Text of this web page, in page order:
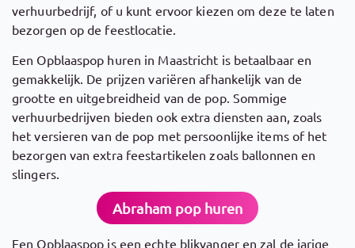
verhuurbedrijf, of u kunt ervoor kiezen om deze te laten
bezorgen op de feestlocatie.
Een Opblaaspop huren in Maastricht is betaalbaar en
gemakkelijk. De prijzen variëren afhankelijk van de
grootte en uitgebreidheid van de pop. Sommige
verhuurbedrijven bieden ook extra diensten aan, zoals
het versieren van de pop met persoonlijke items of het
bezorgen van extra feestartikelen zoals ballonnen en
slingers.
Abraham pop huren
Een Opblaaspop is een echte blikvanger en zal de jarige